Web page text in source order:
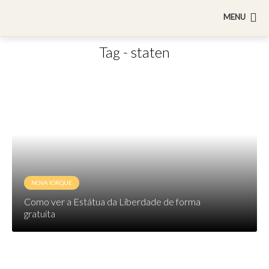
MENU
Tag - staten
NOVA IORQUE
Como ver a Estátua da Liberdade de forma
gratuita